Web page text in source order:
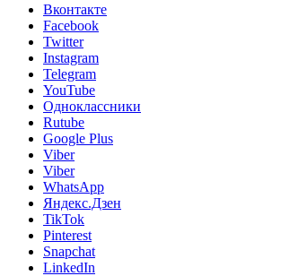
Вконтакте
Facebook
Twitter
Instagram
Telegram
YouTube
Одноклассники
Rutube
Google Plus
Viber
Viber
WhatsApp
Яндекс.Дзен
TikTok
Pinterest
Snapchat
LinkedIn